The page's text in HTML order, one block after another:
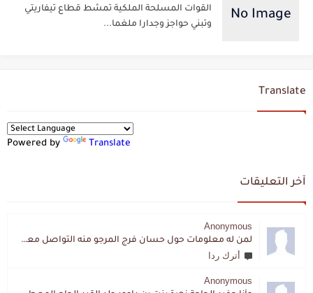
القوات المسلحة الملكية تمشط قطاع تيفاريتي
وتبني حواجز وجدارا ملغما...
Translate
Powered by Translate
آخر التعليقات
Anonymous
لمن له معلومات حول حسان فرج المرجو منه التواصل معي لقد اختفى تماما و كانت لي به علاقة تواصل خاصة
أترك ردا
Anonymous